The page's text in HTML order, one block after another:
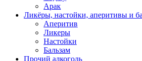
Арак
Ликёры, настойки, аперитивы и
Аперитив
Ликеры
Настойки
Бальзам
Прочий алкоголь